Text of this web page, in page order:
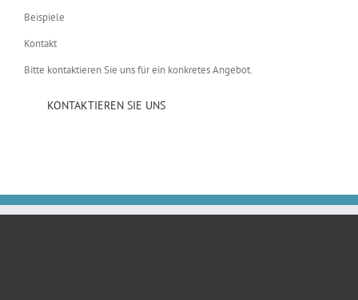
Beispiele
Kontakt
Bitte kontaktieren Sie uns für ein konkretes Angebot.
KONTAKTIEREN SIE UNS